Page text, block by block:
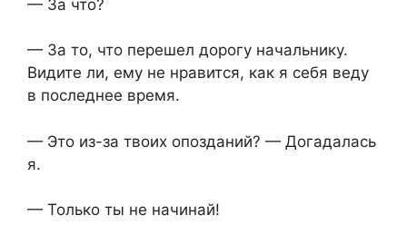
— За что?
— За то, что перешел дорогу начальнику.
Видите ли, ему не нравится, как я себя веду
в последнее время.
— Это из-за твоих опозданий? — Догадалась
я.
— Только ты не начинай!